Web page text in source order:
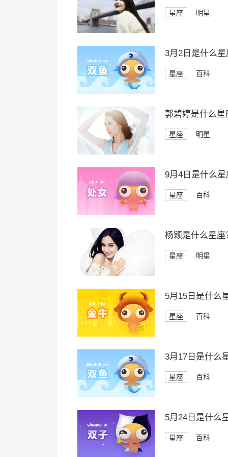
星座 明星
3月2日是什么星
星座 百科
郭碧婷是什么星
星座 明星
9月4日是什么星
星座 百科
杨颖是什么星座
星座 明星
5月15日是什么
星座 百科
3月17日是什么
星座 百科
5月24日是什么
星座 百科